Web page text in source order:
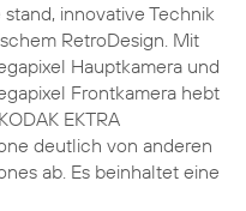
stand, innovative Technik
RetroDesign. Mit
Hauptkamera und
Frontkamera hebt
EKTRA
deutlich von anderen
ab. Es beinhaltet eine